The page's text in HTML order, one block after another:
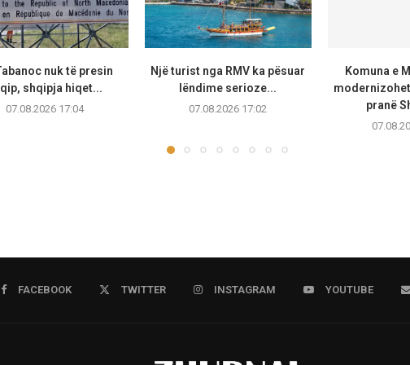
nuk të presin
shqipja hiqet...
07.08.2026 17:04
Një turist nga RMV ka pësuar
lëndime serioze...
07.08.2026 17:02
Komuna e
pranë
FACEBOOK TWITTER INSTAGRAM YOUTUBE